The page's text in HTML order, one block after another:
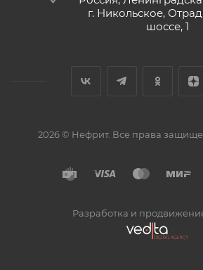
г. Никольское,
шоссе, 1
2026 © Нефрит. Все права
Разработка и